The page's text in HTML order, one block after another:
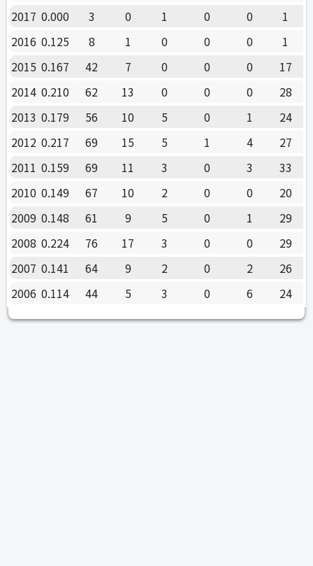
2017 0.000 3 0 1 0 0
1
2016 0.125 8 1 0 0 0
1
2015 0.167 42 7 0 0 0
17
2014 0.210 62 13 0 0 0
28
2013 0.179 56 10 5 0 1
24
2012 0.217 69 15 5 1 4
27
2011 0.159 69 11 3 0 3
33
2010 0.149 67 10 2 0 0
20
2009 0.148 61 9 5 0 1
29
2008 0.224 76 17 3 0 0
29
2007 0.141 64 9 2 0 2
26
2006 0.114 44 5 3 0 6 24